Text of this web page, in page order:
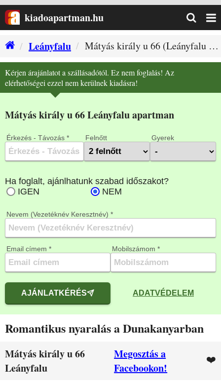
kiadoapartman.hu
Leányfalu
Mátyás király u 66 (Leányfalu szállás)
Leányvirág Vendégház terasz
Kérjen árajánlatot a szállásadótól. Ez nem foglalás! Az
elérhetőségei ezzel nem kerülnek kiadásra!
Mátyás király u 66 Leányfalu apartman
Érkezés - Távozás * Felnőtt Gyerek
Nevem (Vezetéknév Keresztnév) *
Email címem * Mobilszámom *
AJÁNLATKÉRÉS ADATVÉDELEM
Romantikus nyaralás a Dunakanyarban
Mátyás király u 66
Leányfalu
Megosztás a
Facebookon!
❤️